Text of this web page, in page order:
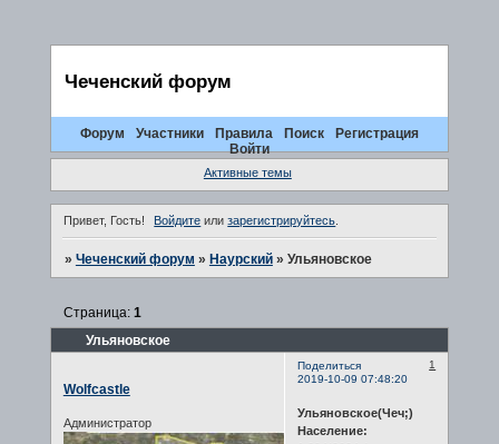
Чеченский форум
Форум Участники Правила Поиск
Регистрация
Войти
Активные темы
Привет, Гость! Войдите илизарегистрируйтесь.
» Чеченский форум » Наурский » Ульяновское
Ульяновское
Страница: 1
Поделиться
1
2019-10-09 07:48:20
Wolfcastle
Администратор
Ульяновское(Чеч;)
Население: